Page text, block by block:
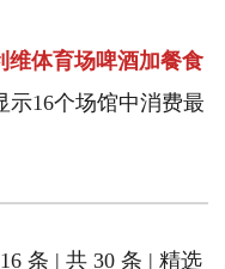
维体育场啤酒加餐食
示16个场馆中消费最
条 | 共 30 条 | 精选